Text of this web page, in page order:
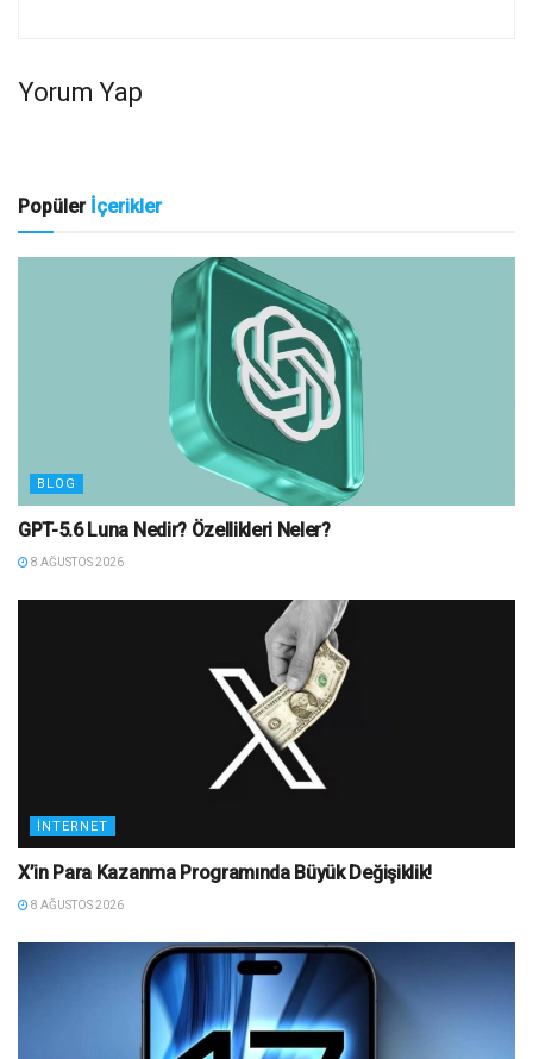
Yorum Yap
Popüler İçerikler
BLOG
GPT-5.6 Luna Nedir? Özellikleri Neler?
8 AĞUSTOS 2026
İNTERNET
X’in Para Kazanma Programında Büyük Değişiklik!
8 AĞUSTOS 2026